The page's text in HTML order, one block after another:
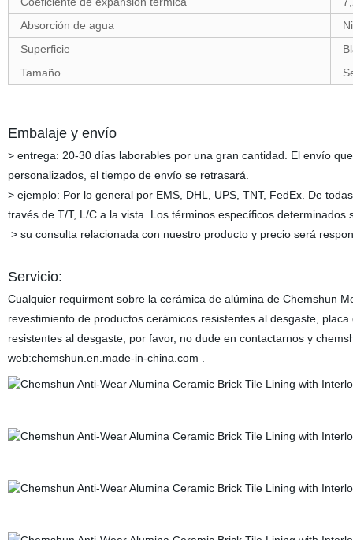
Absorción de agua
Superficie
Tamaño
Embalaje y envío
> entrega: 20-30 días laborables por una gran cantidad. El envío
personalizados, el tiempo de envío se retrasará.
> ejemplo: Por lo general por EMS, DHL, UPS, TNT, FedEx. De
través de T/T, L/C a la vista. Los términos específicos
> su consulta relacionada con nuestro producto y precio será
Servicio:
Cualquier requirment sobre la cerámica de alúmina de Chemshun
revestimiento de productos cerámicos resistentes al desgaste,
resistentes al desgaste, por favor, no dude en contactarnos y
web:chemshun.en.made-in-china.com .